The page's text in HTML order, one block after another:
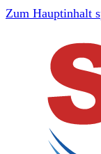
Zum Hauptinhalt